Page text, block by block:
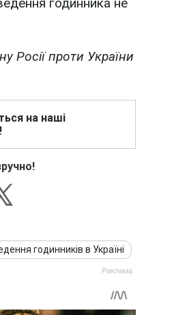
Росії проти України
на наші
годинників в Україні